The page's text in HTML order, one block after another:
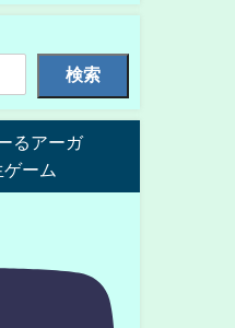
検索
るアーガ
ーム